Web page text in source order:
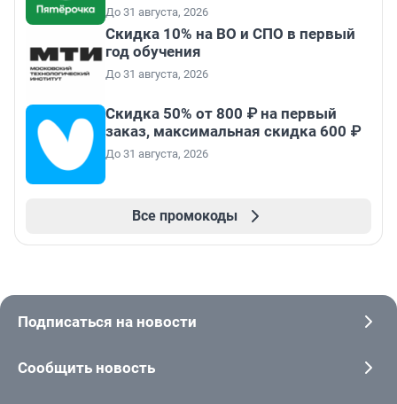
До 31 августа, 2026
Скидка 10% на ВО и СПО в первый
год обучения
До 31 августа, 2026
Скидка 50% от 800 ₽ на первый
заказ, максимальная скидка 600 ₽
До 31 августа, 2026
Все промокоды
Подписаться на новости
Сообщить новость